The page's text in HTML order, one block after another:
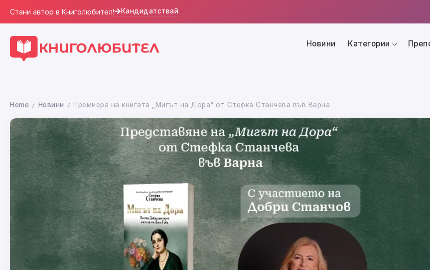
Стани автор в Книголюбител! Кандидатствай
Новини Категории
Home / Новини / Премиера на книгата „Мигът на Дора“ от Стефка Станчева във Варна